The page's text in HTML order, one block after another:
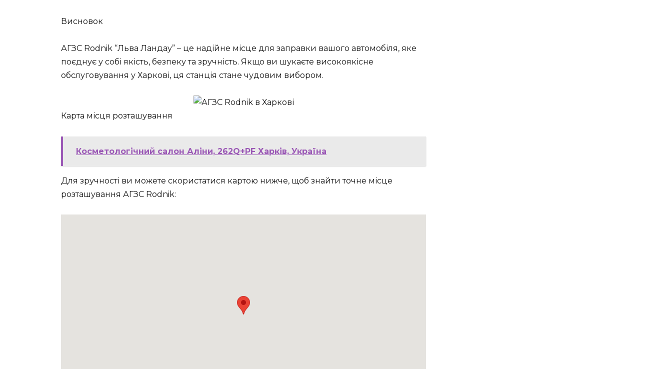
Висновок
АГЗС Rodnik “Льва Ландау” – це надійне місце для заправки вашого автомобіля, яке
поєднує у собі якість, безпеку та зручність. Якщо ви шукаєте високоякісне
обслуговування у Харкові, ця станція стане чудовим вибором.
Карта місця розташування
Косметологічний салон Аліни, 262Q+PF Харків, Україна
Для зручності ви можете скористатися картою нижче, щоб знайти точне місце
розташування АГЗС Rodnik: